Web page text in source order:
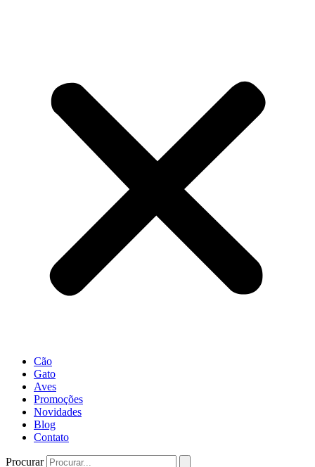
Cão
Gato
Aves
Promoções
Novidades
Blog
Contato
Procurar